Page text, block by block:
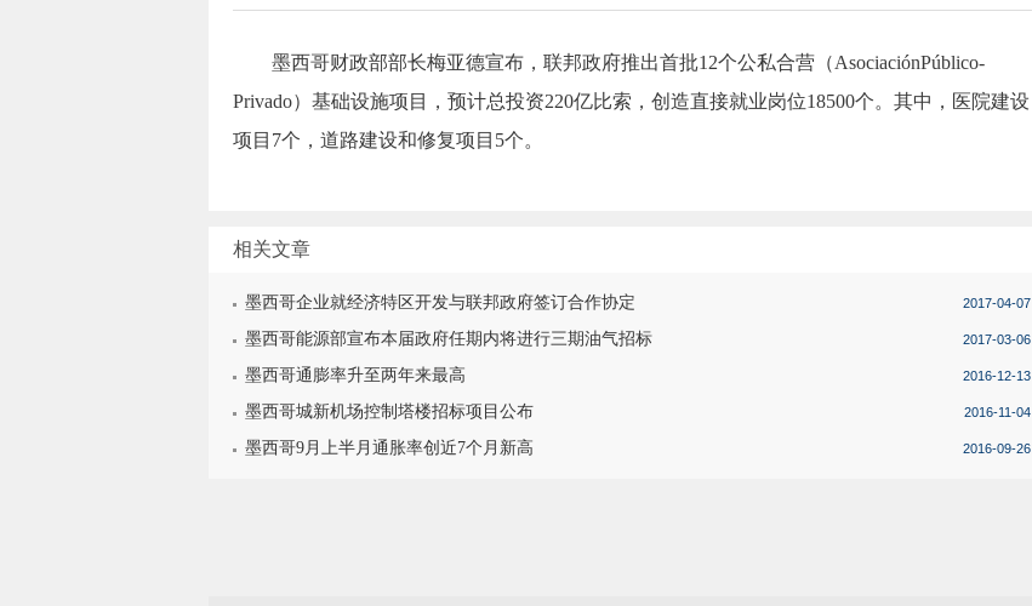
墨西哥财政部部长梅亚德宣布，联邦政府推出首批12个公私合营（AsociaciónPúblico-
Privado）基础设施项目，预计总投资220亿比索，创造直接就业岗位18500个。其中，医院建设
项目7个，道路建设和修复项目5个。
相关文章
墨西哥企业就经济特区开发与联邦政府签订合作协定 2017-04-07
墨西哥能源部宣布本届政府任期内将进行三期油气招标 2017-03-06
墨西哥通膨率升至两年来最高 2016-12-13
墨西哥城新机场控制塔楼招标项目公布 2016-11-04
墨西哥9月上半月通胀率创近7个月新高 2016-09-26